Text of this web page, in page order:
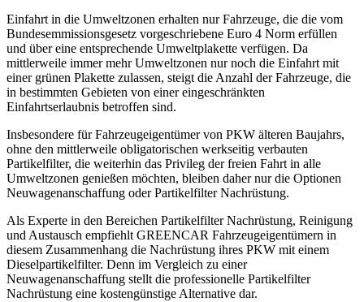
Einfahrt in die Umweltzonen erhalten nur Fahrzeuge, die die vom
Bundesemmissionsgesetz vorgeschriebene Euro 4 Norm erfüllen
und über eine entsprechende Umweltplakette verfügen. Da
mittlerweile immer mehr Umweltzonen nur noch die Einfahrt mit
einer grünen Plakette zulassen, steigt die Anzahl der Fahrzeuge, die
in bestimmten Gebieten von einer eingeschränkten
Einfahrtserlaubnis betroffen sind.
Insbesondere für Fahrzeugeigentümer von PKW älteren Baujahrs,
ohne den mittlerweile obligatorischen werkseitig verbauten
Partikelfilter, die weiterhin das Privileg der freien Fahrt in alle
Umweltzonen genießen möchten, bleiben daher nur die Optionen
Neuwagenanschaffung oder Partikelfilter Nachrüstung.
Als Experte in den Bereichen Partikelfilter Nachrüstung, Reinigung
und Austausch empfiehlt GREENCAR Fahrzeugeigentümern in
diesem Zusammenhang die Nachrüstung ihres PKW mit einem
Dieselpartikelfilter. Denn im Vergleich zu einer
Neuwagenanschaffung stellt die professionelle Partikelfilter
Nachrüstung eine kostengünstige Alternative dar.